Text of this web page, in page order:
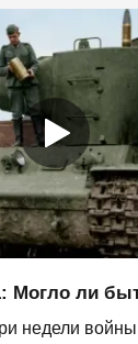
Могло ли
недели